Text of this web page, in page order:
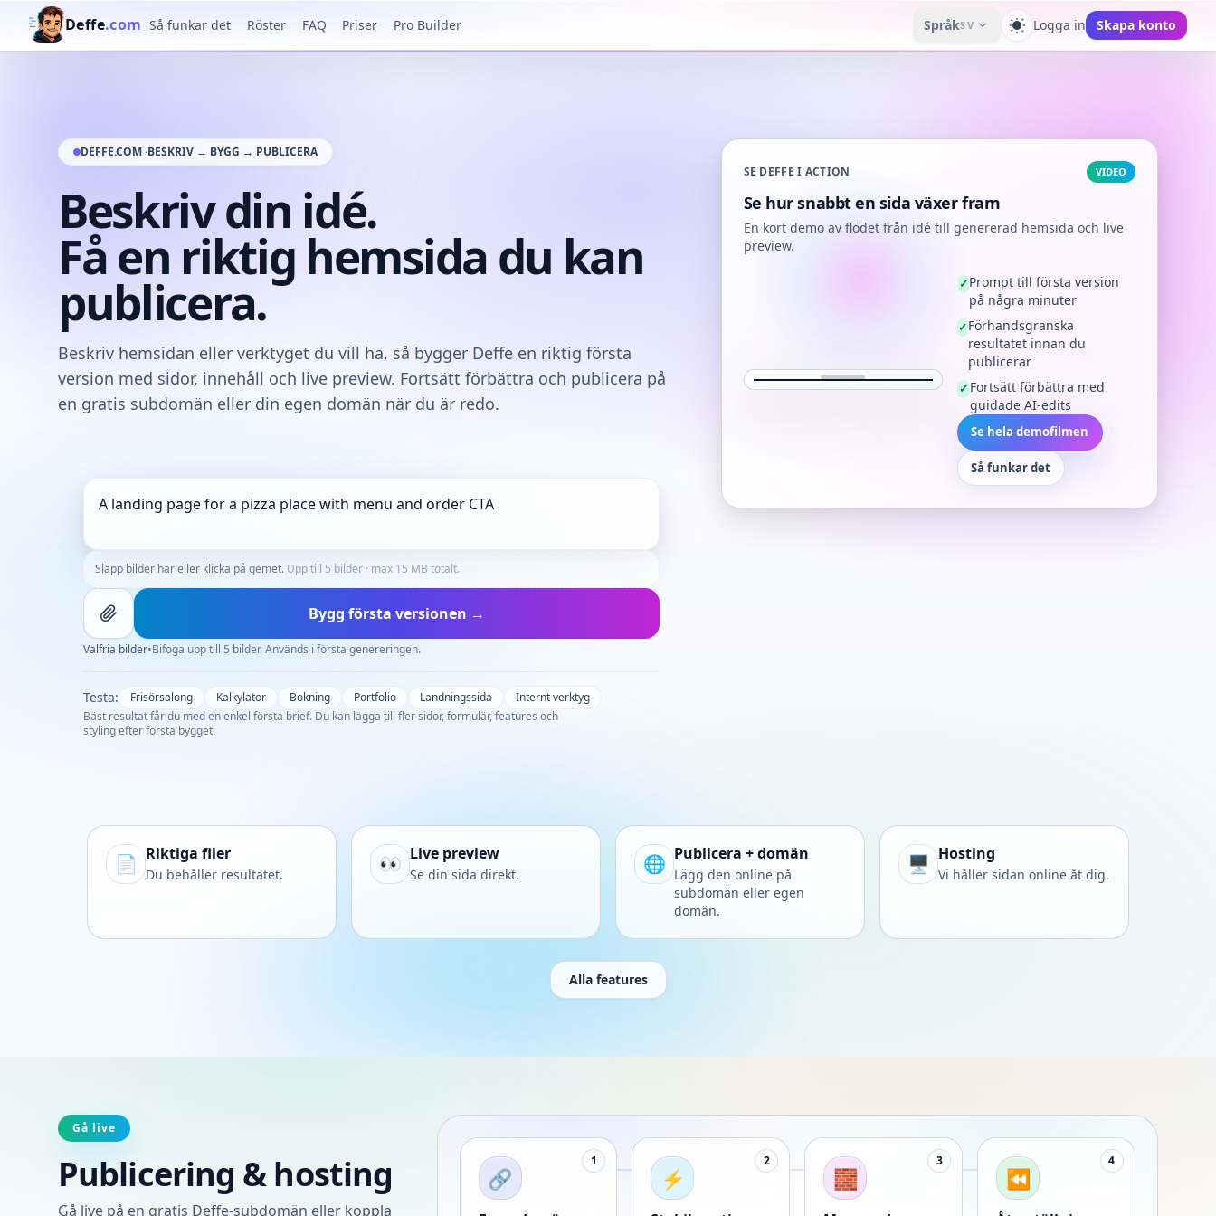
Deffe.com Så funkar det Röster FAQ Priser Pro Builder SpråkSV Växla tema
Logga in Skapa konto
DEFFE.COM ·BESKRIV → BYGG → PUBLICERA
Beskriv din idé.
Få en riktig hemsida du kan
publicera.
Beskriv hemsidan eller verktyget du vill ha, så bygger Deffe en riktig första
version med sidor, innehåll och live preview. Fortsätt förbättra och publicera på
en gratis subdomän eller din egen domän när du är redo.
Släpp bilder här eller klicka på gemet. Upp till 5 bilder · max 15 MB totalt.
Bygg första versionen →
Valfria bilder•Bifoga upp till 5 bilder. Används i första genereringen.
Testa: Frisörsalong Kalkylator Bokning Portfolio Landningssida
Internt verktyg
Bäst resultat får du med en enkel första brief. Du kan lägga till fler sidor, formulär, features och
styling efter första bygget.
SE DEFFE I ACTION VIDEO
Se hur snabbt en sida växer fram
En kort demo av flödet från idé till genererad hemsida och live
preview.
✓Prompt till första version
på några minuter
✓Förhandsgranska
resultatet innan du
publicerar
✓ Fortsätt förbättra med
guidade AI-edits
Se hela demofilmen
Så funkar det
📄 Riktiga filer
Du behåller resultatet. 👀 Live preview
Se din sida direkt. 🌐 Publicera + domän
Lägg den online på
subdomän eller egen
domän.
🖥️ Hosting
Vi håller sidan online åt dig.
Alla features
Gå live
Publicering & hosting
Gå live på en gratis Deffe-subdomän eller koppla
1
🔗
2
⚡
3
🧱
4
⏪